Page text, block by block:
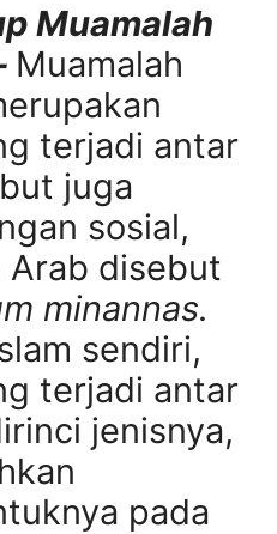
Muamalah
Muamalah
terjadi antar
juga
sosial,
Arab disebut
minannas.
sendiri,
terjadi antar
jenisnya,
pada